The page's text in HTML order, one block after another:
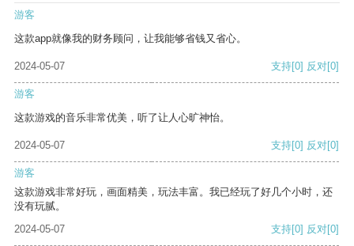
游客
这款app就像我的财务顾问，让我能够省钱又省心。
2024-05-07 支持[0] 反对[0]
游客
这款游戏的音乐非常优美，听了让人心旷神怡。
2024-05-07 支持[0] 反对[0]
游客
这款游戏非常好玩，画面精美，玩法丰富。我已经玩了好几个小时，还
没有玩腻。
2024-05-07
支持[0] 反对[0]